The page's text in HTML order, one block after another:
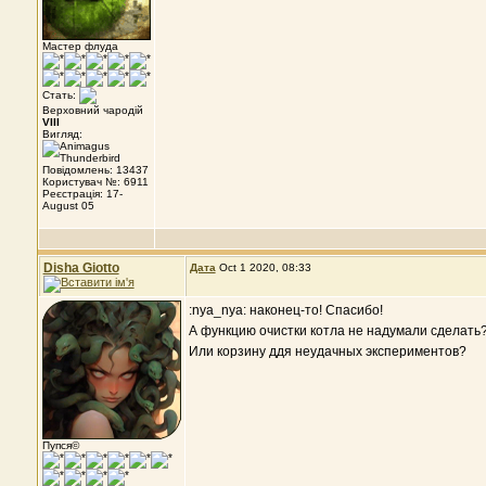
Мастер флуда
Стать:
Верховний чародій
VIII
Вигляд:
Повідомлень: 13437
Користувач №: 6911
Реєстрація: 17-
August 05
Disha Giotto Дата Oct 1 2020, 08:33
Пупся©
:nya_nya: наконец-то! Спасибо!
А функцию очистки котла не надумали
Или корзину ддя неудачных экспериментов?